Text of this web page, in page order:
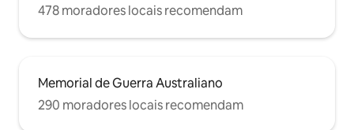
478 moradores locais recomendam
Memorial de Guerra Australiano
290 moradores locais recomendam